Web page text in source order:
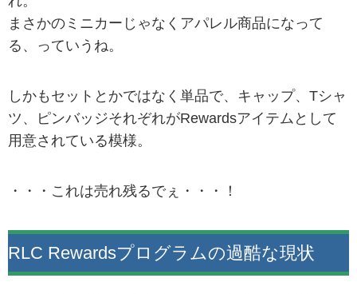
まさかのミニカーじゃなくアパレル商品になって
る、っていうね。
しかもセットとかではなく単品で、キャップ、Tシャ
ツ、ピンバッジそれぞれがRewardsアイテムとして
用意されている模様。
・・・これは売れ残るでぇ・・・！
RLC Rewardsプログラムの過酷な現状